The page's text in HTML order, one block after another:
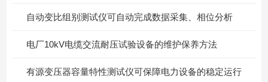
自动变比组别测试仪可自动完成数据采集、相位分析
电厂10kV电缆交流耐压试验设备的维护保养方法
有源变压器容量特性测试仪可保障电力设备的稳定运行